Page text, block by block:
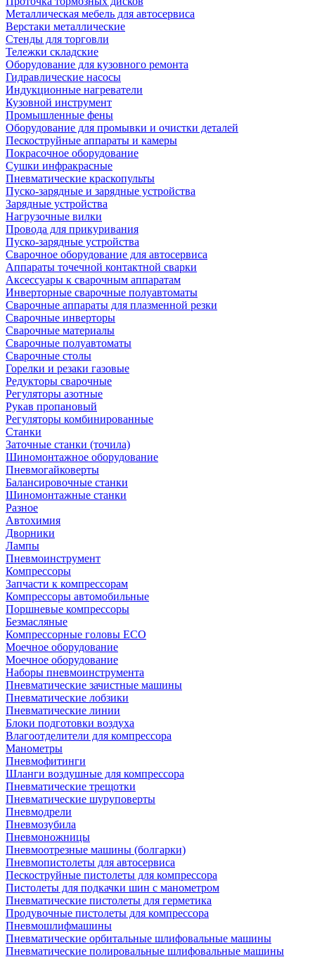
Металлическая мебель для автосервиса
Верстаки металлические
Стенды для торговли
Тележки складские
Оборудование для кузовного ремонта
Гидравлические насосы
Индукционные нагреватели
Кузовной инструмент
Промышленные фены
Оборудование для промывки и очистки деталей
Пескоструйные аппараты и камеры
Покрасочное оборудование
Сушки инфракрасные
Пневматические краскопульты
Пуско-зарядные и зарядные устройства
Зарядные устройства
Нагрузочные вилки
Провода для прикуривания
Пуско-зарядные устройства
Сварочное оборудование для автосервиса
Аппараты точечной контактной сварки
Аксессуары к сварочным аппаратам
Инверторные сварочные полуавтоматы
Сварочные аппараты для плазменной резки
Сварочные инверторы
Сварочные материалы
Сварочные полуавтоматы
Сварочные столы
Горелки и резаки газовые
Редукторы сварочные
Регуляторы азотные
Рукав пропановый
Регуляторы комбинированные
Станки
Заточные станки (точила)
Шиномонтажное оборудование
Пневмогайковерты
Балансировочные станки
Шиномонтажные станки
Разное
Автохимия
Дворники
Лампы
Пневмоинструмент
Компрессоры
Запчасти к компрессорам
Компрессоры автомобильные
Поршневые компрессоры
Безмасляные
Компрессорные головы ECO
Моечное оборудование
Моечное оборудование
Наборы пневмоинструмента
Пневматические зачистные машины
Пневматические лобзики
Пневматические линии
Блоки подготовки воздуха
Влагоотделители для компрессора
Манометры
Пневмофитинги
Шланги воздушные для компрессора
Пневматические трещотки
Пневматические шуруповерты
Пневмодрели
Пневмозубила
Пневмоножницы
Пневмоотрезные машины (болгарки)
Пневмопистолеты для автосервиса
Пескоструйные пистолеты для компрессора
Пистолеты для подкачки шин с манометром
Пневматические пистолеты для герметика
Продувочные пистолеты для компрессора
Пневмошлифмашины
Пневматические орбитальные шлифовальные машины
Пневматические полировальные шлифовальные машины